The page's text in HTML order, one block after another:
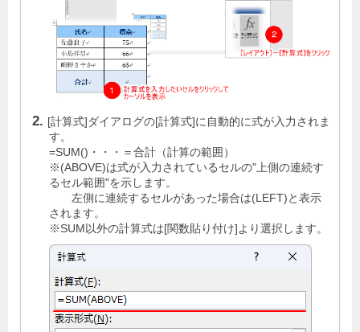
[計算式]ダイアログの[計算式]に自動的に式が入力されま
す。
=SUM()・・・＝合計（計算の範囲）
※(ABOVE)は式が入力されているセルの"上側の連続す
るセル範囲"を示します。
左側に連続するセルがあった場合は(LEFT)と表示
されます。
※SUM以外の計算式は[関数貼り付け]より選択します。